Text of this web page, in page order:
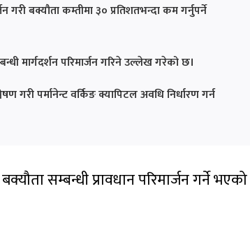
गरी बक्यौता कम्तीमा ३० प्रतिशतभन्दा कम गर्नुपर्ने
मार्गदर्शन परिमार्जन गरिने उल्लेख गरेको छ।
गरी पर्मानेन्ट वर्किङ क्यापिटल अवधि निर्धारण गर्न
सम्बन्धी प्रावधान परिमार्जन गर्ने भएको